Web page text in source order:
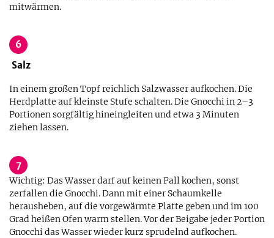
mitwärmen.
6
Salz
In einem großen Topf reichlich Salzwasser aufkochen. Die
Herdplatte auf kleinste Stufe schalten. Die Gnocchi in 2–3
Portionen sorgfältig hineingleiten und etwa 3 Minuten
ziehen lassen.
7
Wichtig: Das Wasser darf auf keinen Fall kochen, sonst
zerfallen die Gnocchi. Dann mit einer Schaumkelle
herausheben, auf die vorgewärmte Platte geben und im 100
Grad heißen Ofen warm stellen. Vor der Beigabe jeder Portion
Gnocchi das Wasser wieder kurz sprudelnd aufkochen.